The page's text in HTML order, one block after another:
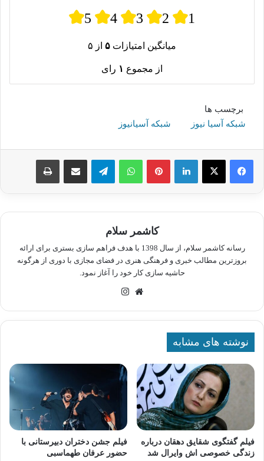
5 4 3 2 1
میانگین امتیازات ۵ از ۵
از مجموع ۱ رای
برچسب ها
شبکه آسیا نیوز
شبکه آسیانیوز
لینکدین پینترستواتس آپ تلگرام اشتراک گذاری از طریق ایمیل چاپ
کاشمر سلام
رسانه کاشمر سلام، از سال 1398 با هدف فراهم سازی بستری برای ارائه
بروزترین مطالب خبری و فرهنگی هنری در فضای مجازی با دوری از هرگونه
حاشیه سازی کار خود را آغاز نمود.
وبسایت
نوشته های مشابه
فیلم گفتگوی شقایق دهقان درباره
زندگی خصوصی اش وایرال شد
فیلم جشن دختران دبیرستانی با
حضور عرفان طهماسبی